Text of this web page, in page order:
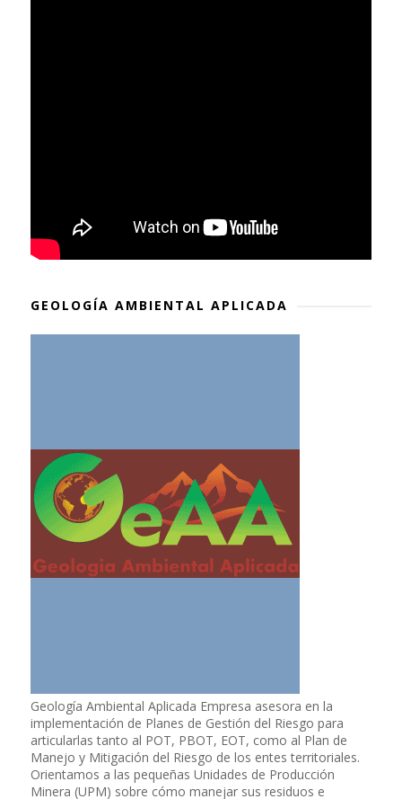
GEOLOGÍA AMBIENTAL APLICADA
Geología Ambiental Aplicada Empresa asesora en la
implementación de Planes de Gestión del Riesgo para
articularlas tanto al POT, PBOT, EOT, como al Plan de
Manejo y Mitigación del Riesgo de los entes territoriales.
Orientamos a las pequeñas Unidades de Producción
Minera (UPM) sobre cómo manejar sus residuos e